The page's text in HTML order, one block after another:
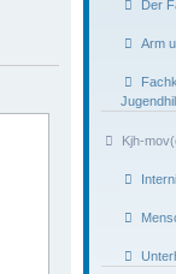
Der
Arm
Kjh-